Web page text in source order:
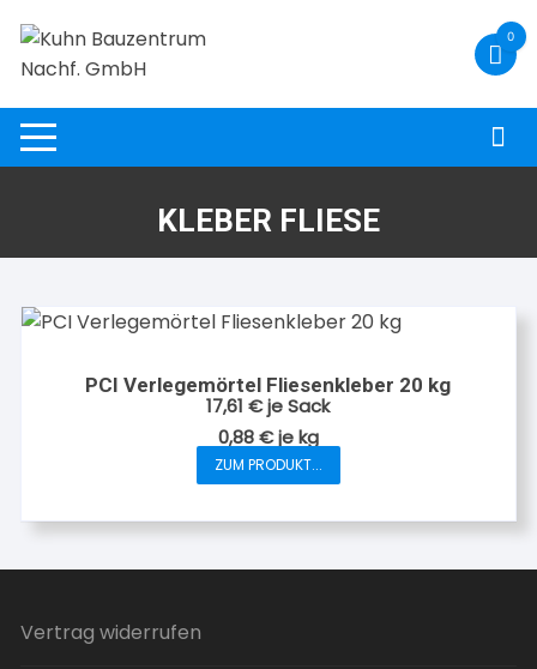
Inhalt
springen
0
KLEBER FLIESE
PCI Verlegemörtel Fliesenkleber 20 kg
17,61€je Sack
0,88€jekg
ZUM PRODUKT...
Vertrag widerrufen